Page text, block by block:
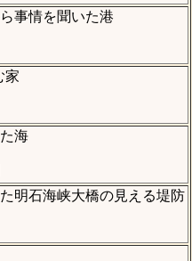
事情を聞いた港
家
海
明石海峡大橋の見える堤防